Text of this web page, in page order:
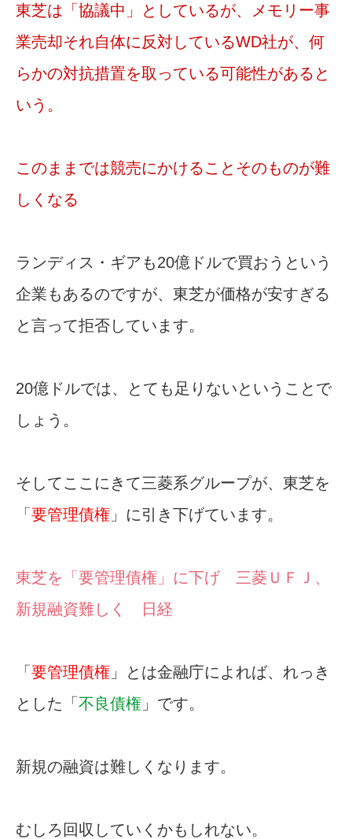
東芝は「協議中」としているが、メモリー事
業売却それ自体に反対しているWD社が、何
らかの対抗措置を取っている可能性があると
いう。
このままでは競売にかけることそのものが難
しくなる
ランディス・ギアも20億ドルで買おうという
企業もあるのですが、東芝が価格が安すぎる
と言って拒否しています。
20億ドルでは、とても足りないということで
しょう。
そしてここにきて三菱系グループが、東芝を
「 要管理債権 」に引き下げています。
東芝を「要管理債権」に下げ 三菱ＵＦＪ、
新規融資難しく 日経
「 要管理債権 」とは金融庁によれば、れっき
とした「 不良債権 」です。
新規の融資は難しくなります。
むしろ回収していくかもしれない。